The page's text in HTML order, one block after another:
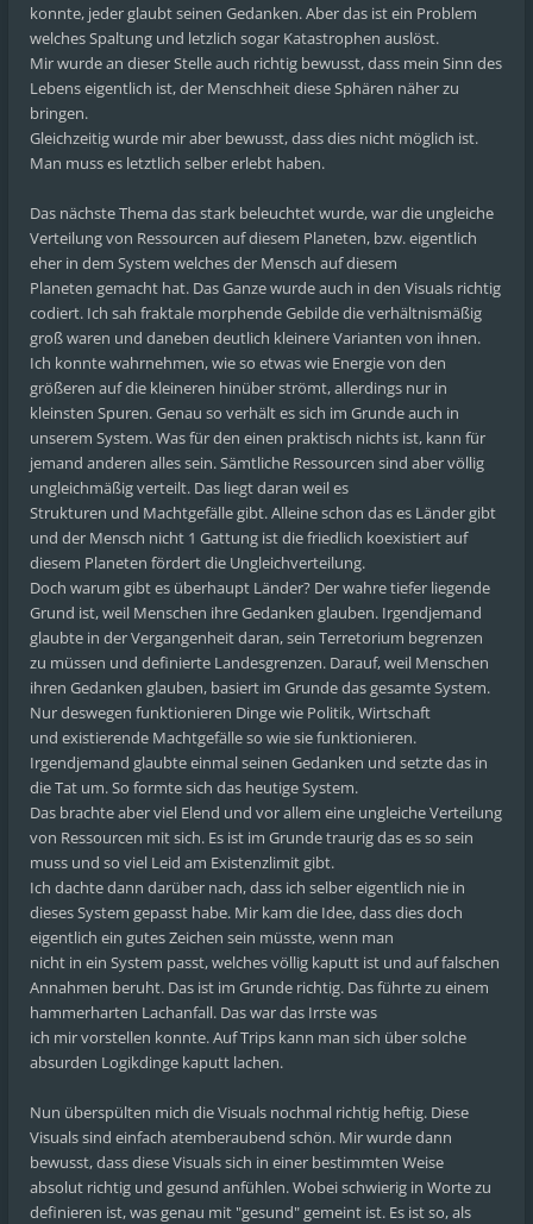
konnte, jeder glaubt seinen Gedanken. Aber das ist ein Problem
welches Spaltung und letzlich sogar Katastrophen auslöst.
Mir wurde an dieser Stelle auch richtig bewusst, dass mein Sinn des
Lebens eigentlich ist, der Menschheit diese Sphären näher zu
bringen.
Gleichzeitig wurde mir aber bewusst, dass dies nicht möglich ist.
Man muss es letztlich selber erlebt haben.
Das nächste Thema das stark beleuchtet wurde, war die ungleiche
Verteilung von Ressourcen auf diesem Planeten, bzw. eigentlich
eher in dem System welches der Mensch auf diesem
Planeten gemacht hat. Das Ganze wurde auch in den Visuals richtig
codiert. Ich sah fraktale morphende Gebilde die verhältnismäßig
groß waren und daneben deutlich kleinere Varianten von ihnen.
Ich konnte wahrnehmen, wie so etwas wie Energie von den
größeren auf die kleineren hinüber strömt, allerdings nur in
kleinsten Spuren. Genau so verhält es sich im Grunde auch in
unserem System. Was für den einen praktisch nichts ist, kann für
jemand anderen alles sein. Sämtliche Ressourcen sind aber völlig
ungleichmäßig verteilt. Das liegt daran weil es
Strukturen und Machtgefälle gibt. Alleine schon das es Länder gibt
und der Mensch nicht 1 Gattung ist die friedlich koexistiert auf
diesem Planeten fördert die Ungleichverteilung.
Doch warum gibt es überhaupt Länder? Der wahre tiefer liegende
Grund ist, weil Menschen ihre Gedanken glauben. Irgendjemand
glaubte in der Vergangenheit daran, sein Terretorium begrenzen
zu müssen und definierte Landesgrenzen. Darauf, weil Menschen
ihren Gedanken glauben, basiert im Grunde das gesamte System.
Nur deswegen funktionieren Dinge wie Politik, Wirtschaft
und existierende Machtgefälle so wie sie funktionieren.
Irgendjemand glaubte einmal seinen Gedanken und setzte das in
die Tat um. So formte sich das heutige System.
Das brachte aber viel Elend und vor allem eine ungleiche Verteilung
von Ressourcen mit sich. Es ist im Grunde traurig das es so sein
muss und so viel Leid am Existenzlimit gibt.
Ich dachte dann darüber nach, dass ich selber eigentlich nie in
dieses System gepasst habe. Mir kam die Idee, dass dies doch
eigentlich ein gutes Zeichen sein müsste, wenn man
nicht in ein System passt, welches völlig kaputt ist und auf falschen
Annahmen beruht. Das ist im Grunde richtig. Das führte zu einem
hammerharten Lachanfall. Das war das Irrste was
ich mir vorstellen konnte. Auf Trips kann man sich über solche
absurden Logikdinge kaputt lachen.
Nun überspülten mich die Visuals nochmal richtig heftig. Diese
Visuals sind einfach atemberaubend schön. Mir wurde dann
bewusst, dass diese Visuals sich in einer bestimmten Weise
absolut richtig und gesund anfühlen. Wobei schwierig in Worte zu
definieren ist, was genau mit "gesund" gemeint ist. Es ist so, als